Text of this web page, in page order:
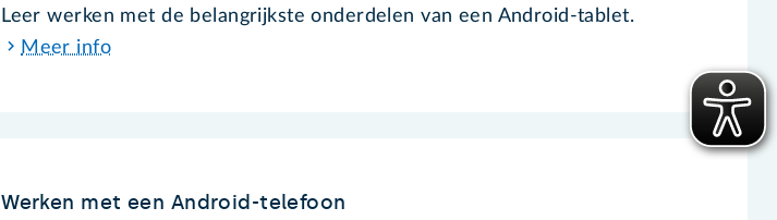
Leer werken met de belangrijkste onderdelen van een Android-tablet.
Meer info
Werken met een Android-telefoon